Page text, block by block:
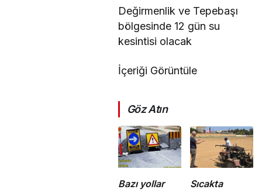
Değirmenlik ve Tepebaşı
bölgesinde 12 gün su
kesintisi olacak
İçeriği Görüntüle
Göz Atın
Bazı yollar
Sıcakta